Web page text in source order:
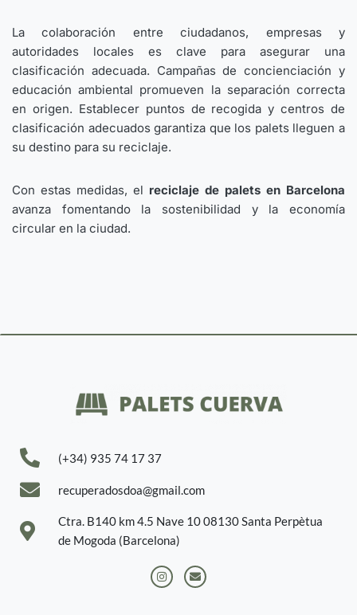
La colaboración entre ciudadanos, empresas y
autoridades locales es clave para asegurar una
clasificación adecuada. Campañas de concienciación y
educación ambiental promueven la separación correcta
en origen. Establecer puntos de recogida y centros de
clasificación adecuados garantiza que los palets lleguen a
su destino para su reciclaje.
Con estas medidas, el reciclaje de palets en Barcelona
avanza fomentando la sostenibilidad y la economía
circular en la ciudad.
(+34) 935 74 17 37
recuperadosdoa@gmail.com
Ctra. B140 km 4.5 Nave 10 08130 Santa Perpètua
de Mogoda (Barcelona)